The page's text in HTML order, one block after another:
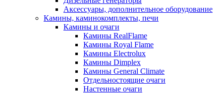
Аксессуары, дополнительное оборудование
Камины, каминокомплекты, печи
Камины и очаги
Камины RealFlame
Камины Royal Flame
Камины Electrolux
Камины Dimplex
Камины General Climate
Отдельностоящие очаги
Настенные очаги